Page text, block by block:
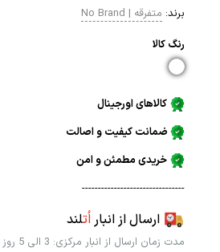
برند: متفرقه | No Brand
رنگ كالا
کالاهای اورجینال
ضمانت کیفیت و اصالت
خریدی مطمئن و امن
--------------------------------
ارسال از انباراُتلند
مدت زمان ارسال از انبار مرکزی: 3 الی 5 روز کاری